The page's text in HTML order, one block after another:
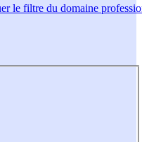
le filtre du domaine